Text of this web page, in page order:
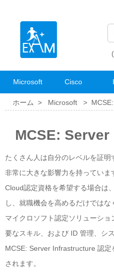
Microsoft Cisco
ホーム > Microsoft >
MCSE:
たくさん人は自分のレベルを証
非常に大きな影響力を持ってい
Cloud認定資格を希望する場合は
し、就職機会を高めるだけでは
マイクロソフト認定ソリューシ
要なスキル、および ID 管理、シ
MCSE: Server Infrastructure 認
されます。